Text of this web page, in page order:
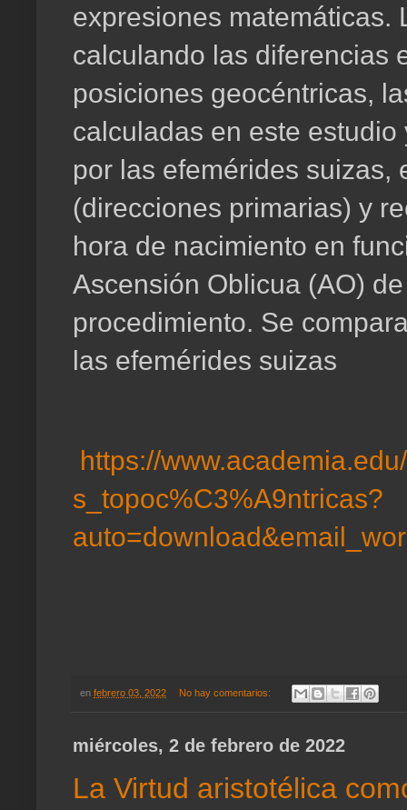
expresiones matemáticas.
calculando las diferencias
posiciones geocéntricas,
calculadas en este
por las efemérides suizas,
(direcciones primarias) y
hora de nacimiento en
Ascensión Oblicua (AO)
procedimiento. Se
las efemérides suizas
https://
s_topoc%C3%A9ntricas?
en febrero 03, 2022 No hay comentarios:
miércoles, 2 de febrero de 2022
La Virtud aristotélica